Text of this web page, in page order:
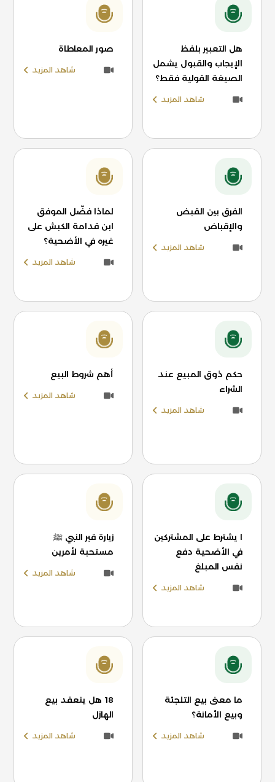
هل التعبير بلفظ
الإيجاب والقبول يشمل
الصيغة القولية فقط؟
شاهد المزيد
صور المعاطاة
شاهد المزيد
الفرق بين القبض
والإقباض
شاهد المزيد
لماذا فضّل الموفق
ابن قدامة الكبش على
غيره في الأضحية؟
شاهد المزيد
حكم ذوق المبيع عند
الشراء
شاهد المزيد
أهم شروط البيع
شاهد المزيد
ا يشترط على المشتركين
في الأضحية دفع
نفس المبلغ
شاهد المزيد
زيارة قبر النبي ﷺ
مستحبة لأمرين
شاهد المزيد
ما معنى بيع التلجئة
وبيع الأمانة؟
شاهد المزيد
18 هل ينعقد بيع
الهازل
شاهد المزيد